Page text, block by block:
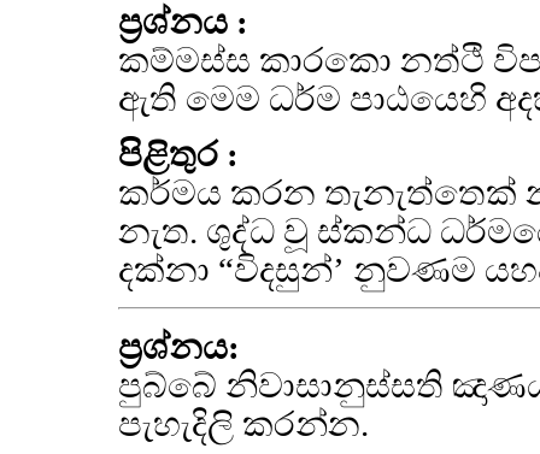
ප්‍රශ්නය :
කම්මස්ස කාරකො නත්ථි
ඇති මෙම ධර්ම පාඨයෙහි
පිළිතුර :
කර්මය කරන තැනැත්තෙක්
නැත. ශුද්ධ වූ ස්කන්ධ
දක්නා “විදසුන්’ නුවණම
ප්‍රශ්නය:
පුබ්බේ නිවාසානුස්සති
පැහැදිලි කරන්න.